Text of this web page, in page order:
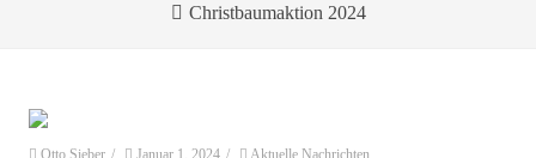
Christbaumaktion 2024
Otto Sieber / Januar 1, 2024 / Aktuelle Nachrichten